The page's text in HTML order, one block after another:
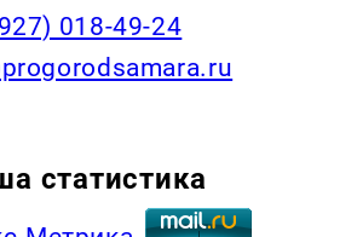
018-49-24
статистика